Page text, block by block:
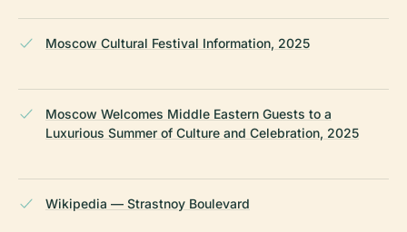
Moscow Cultural Festival Information, 2025
Moscow Welcomes Middle Eastern Guests to a
Luxurious Summer of Culture and Celebration, 2025
Wikipedia — Strastnoy Boulevard